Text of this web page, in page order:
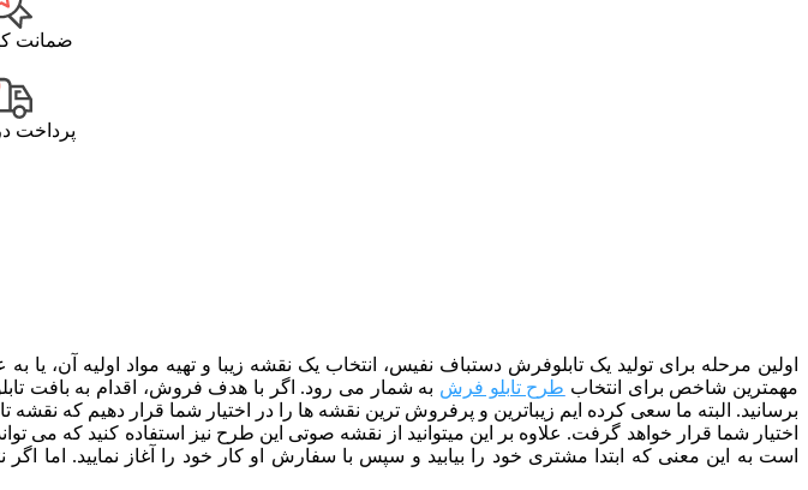
ضمانت
پرداخت
اولین مرحله برای تولید یک تابلوفرش دستباف نفیس، انتخاب یک نقشه زیبا و تهیه مواد اولیه
مهمترین شاخص برای انتخاب طرح تابلو فرش به شمار می رود. اگر با هدف فروش، اقدام به بافت
اختیار شما قرار خواهد گرفت. علاوه بر این میتوانید از نقشه صوتی این طرح نیز استفاده کنید که
است به این معنی که ابتدا مشتری خود را بیابید و سپس با سفارش او کار خود را آغاز نمایید. اما